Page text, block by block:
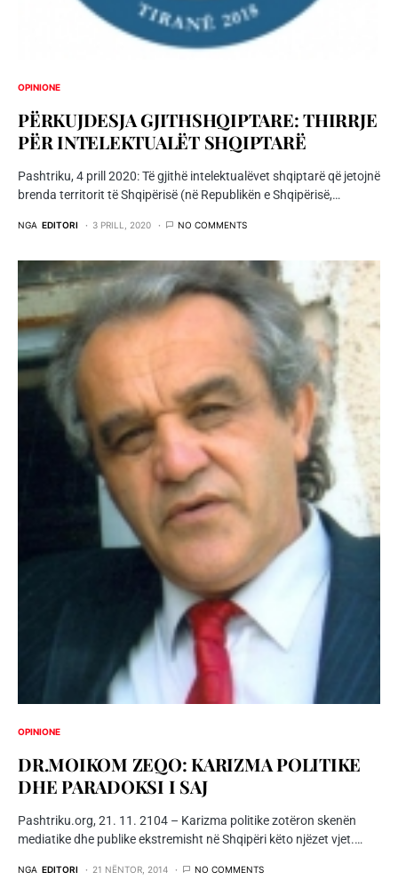
OPINIONE
PËRKUJDESJA GJITHSHQIPTARE: THIRRJE
PËR INTELEKTUALËT SHQIPTARË
Pashtriku, 4 prill 2020: Të gjithë intelektualëvet shqiptarë që jetojnë
brenda territorit të Shqipërisë (në Republikën e Shqipërisë,…
NGA EDITORI 3 PRILL, 2020 NO COMMENTS
OPINIONE
DR.MOIKOM ZEQO: KARIZMA POLITIKE
DHE PARADOKSI I SAJ
Pashtriku.org, 21. 11. 2104 – Karizma politike zotëron skenën
mediatike dhe publike ekstremisht në Shqipëri këto njëzet vjet.…
NGA EDITORI 21 NËNTOR, 2014 NO COMMENTS